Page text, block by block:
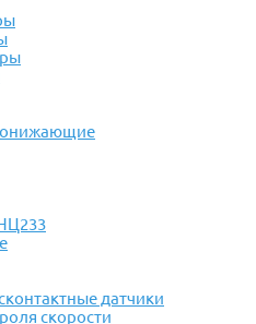
датчики
скорости